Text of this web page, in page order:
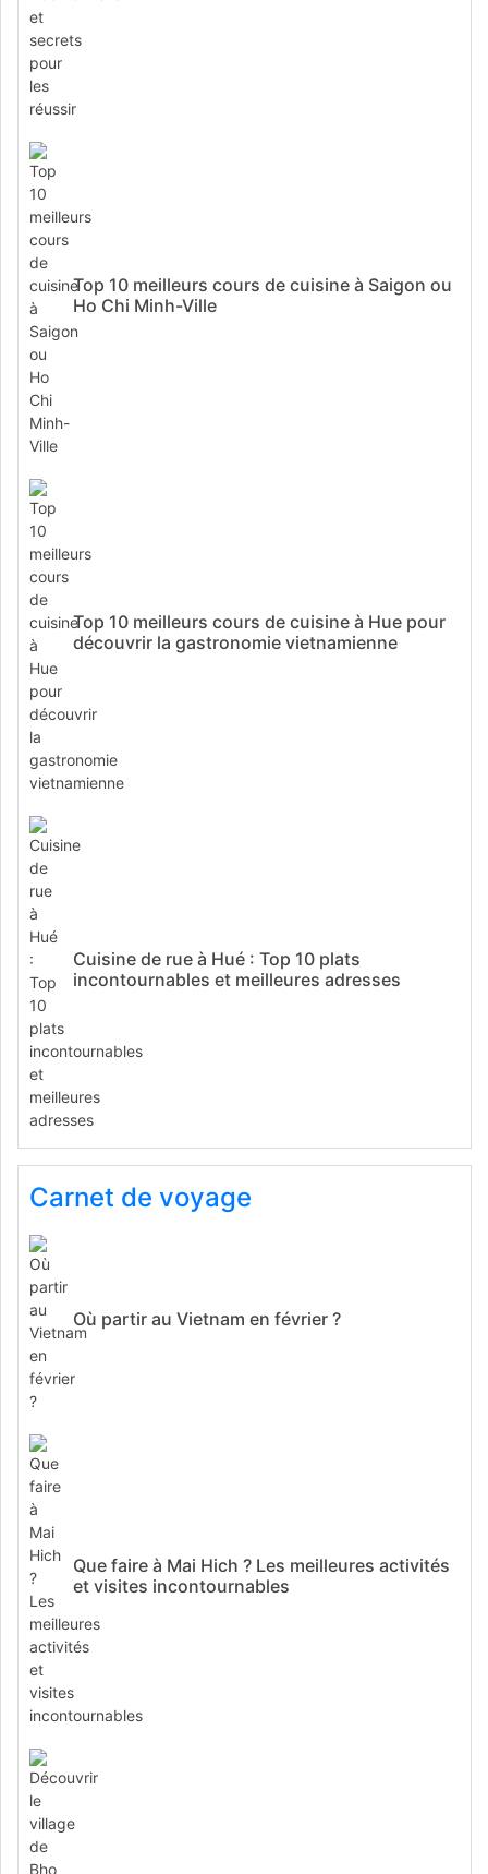
Top 10 meilleurs cours de cuisine à Saigon ou
Ho Chi Minh-Ville
Top 10 meilleurs cours de cuisine à Hue pour
découvrir la gastronomie vietnamienne
Cuisine de rue à Hué : Top 10 plats
incontournables et meilleures adresses
Carnet de voyage
Où partir au Vietnam en février ?
Que faire à Mai Hich ? Les meilleures activités
et visites incontournables